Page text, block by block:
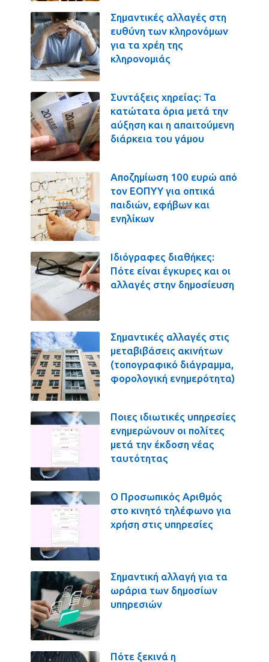
Σημαντικές αλλαγές στη
ευθύνη των κληρονόμων
για τα χρέη της
κληρονομιάς
Συντάξεις χηρείας: Τα
κατώτατα όρια μετά την
αύξηση και η απαιτούμενη
διάρκεια του γάμου
Αποζημίωση 100 ευρώ από
τον ΕΟΠΥΥ για οπτικά
παιδιών, εφήβων και
ενηλίκων
Ιδιόγραφες διαθήκες:
Πότε είναι έγκυρες και οι
αλλαγές στην δημοσίευση
Σημαντικές αλλαγές στις
μεταβιβάσεις ακινήτων
(τοπογραφικό διάγραμμα,
φορολογική ενημερότητα)
Ποιες ιδιωτικές υπηρεσίες
ενημερώνουν οι πολίτες
μετά την έκδοση νέας
ταυτότητας
Ο Προσωπικός Αριθμός
στο κινητό τηλέφωνο για
χρήση στις υπηρεσίες
Σημαντική αλλαγή για τα
ωράρια των δημοσίων
υπηρεσιών
Πότε ξεκινά η